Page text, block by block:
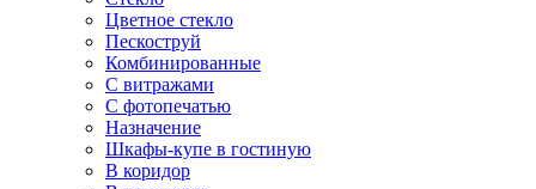
Цветное стекло
Пескоструй
Комбинированные
С витражами
С фотопечатью
Назначение
Шкафы-купе в гостиную
В коридор